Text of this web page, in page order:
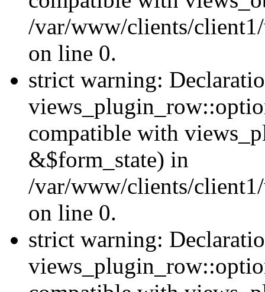
/var/www/clients/
on line 0.
strict warning:
compatible with
&$form_state) in
/var/www/clients/
on line 0.
strict warning: